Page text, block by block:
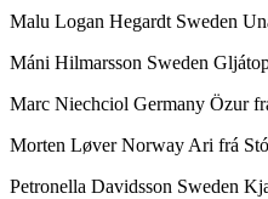
Malu Logan Hegardt Sweden
Máni Hilmarsson Sweden
Marc Niechciol Germany Özur
Morten Løver Norway Ari frá
Petronella Davidsson Sweden